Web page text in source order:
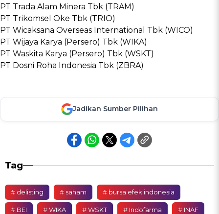
PT Trada Alam Minera Tbk (TRAM)
PT Trikomsel Oke Tbk (TRIO)
PT Wicaksana Overseas International Tbk (WICO)
PT Wijaya Karya (Persero) Tbk (WIKA)
PT Waskita Karya (Persero) Tbk (WSKT)
PT Dosni Roha Indonesia Tbk (ZBRA)
Jadikan Sumber Pilihan
Tag
# delisting # saham # bursa efek indonesia
# BEI # WIKA # WSKT # Indofarma # INAF